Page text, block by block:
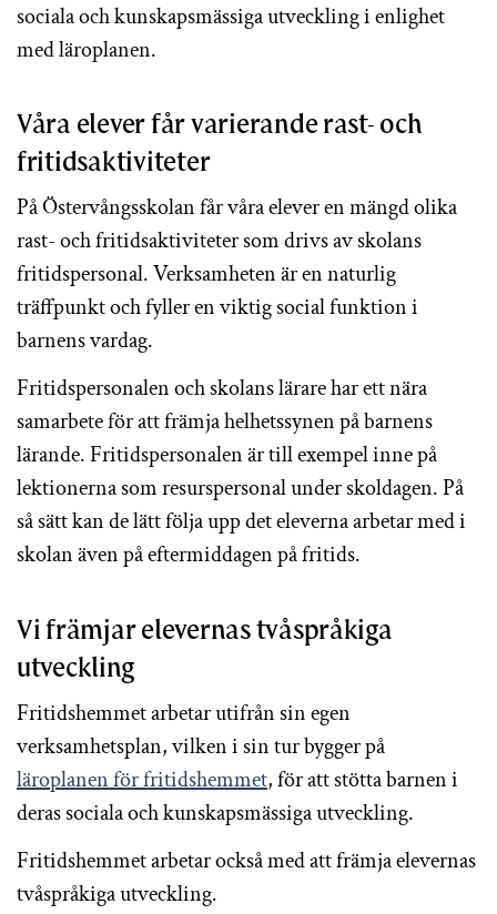
sociala och kunskapsmässiga utveckling i enlighet
med läroplanen.
Våra elever får varierande rast- och
fritidsaktiviteter
På Östervångsskolan får våra elever en mängd olika
rast- och fritidsaktiviteter som drivs av skolans
fritidspersonal. Verksamheten är en naturlig
träffpunkt och fyller en viktig social funktion i
barnens vardag.
Fritidspersonalen och skolans lärare har ett nära
samarbete för att främja helhetssynen på barnens
lärande. Fritidspersonalen är till exempel inne på
lektionerna som resurspersonal under skoldagen. På
så sätt kan de lätt följa upp det eleverna arbetar med i
skolan även på eftermiddagen på fritids.
Vi främjar elevernas tvåspråkiga
utveckling
Fritidshemmet arbetar utifrån sin egen
verksamhetsplan, vilken i sin tur bygger på
läroplanen för fritidshemmet, för att stötta barnen i
deras sociala och kunskapsmässiga utveckling.
Fritidshemmet arbetar också med att främja elevernas
tvåspråkiga utveckling.